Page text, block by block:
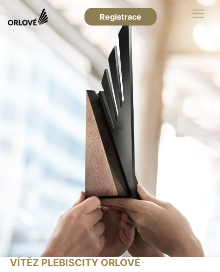
Registrace
VÍTĚZ PLEBISCITY ORLOVÉ